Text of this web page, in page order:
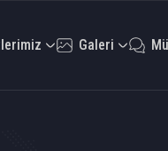
Galeri